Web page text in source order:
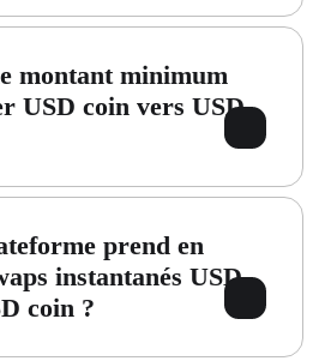
montant minimum
USD coin vers USD
prend en
instantanés USD
coin ?